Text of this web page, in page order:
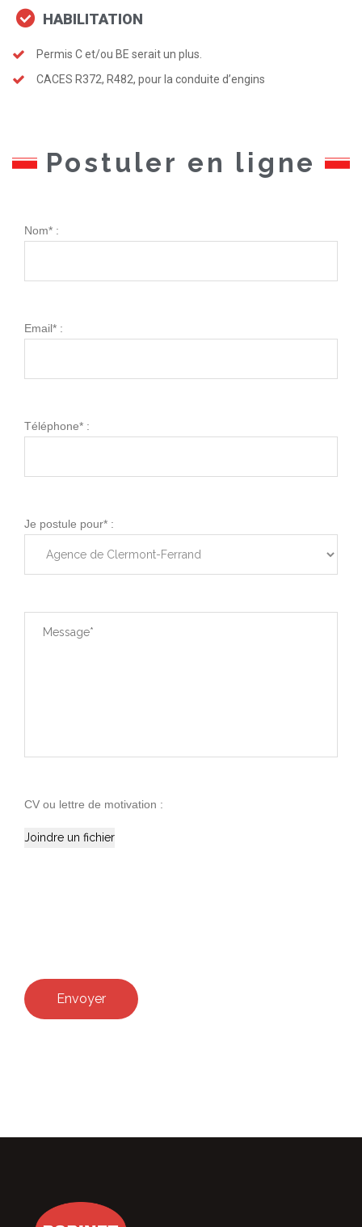
HABILITATION
Permis C et/ou BE serait un plus.
CACES R372, R482, pour la conduite d’engins
Postuler en ligne
Nom* :
Email* :
Téléphone* :
Je postule pour* :
CV ou lettre de motivation :
Envoyer